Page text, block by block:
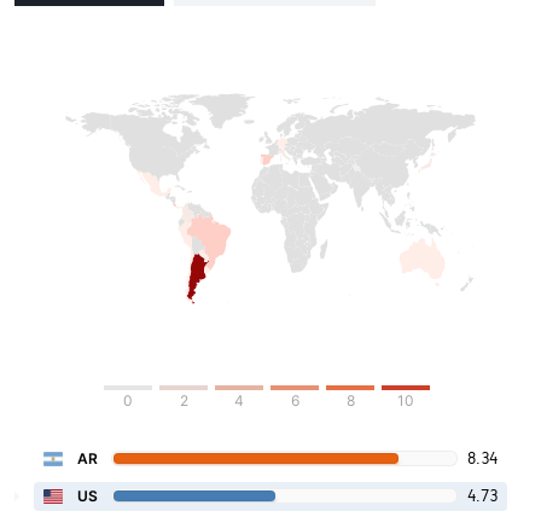
0 2 4 6 8 10
AR 8.34
US 4.73